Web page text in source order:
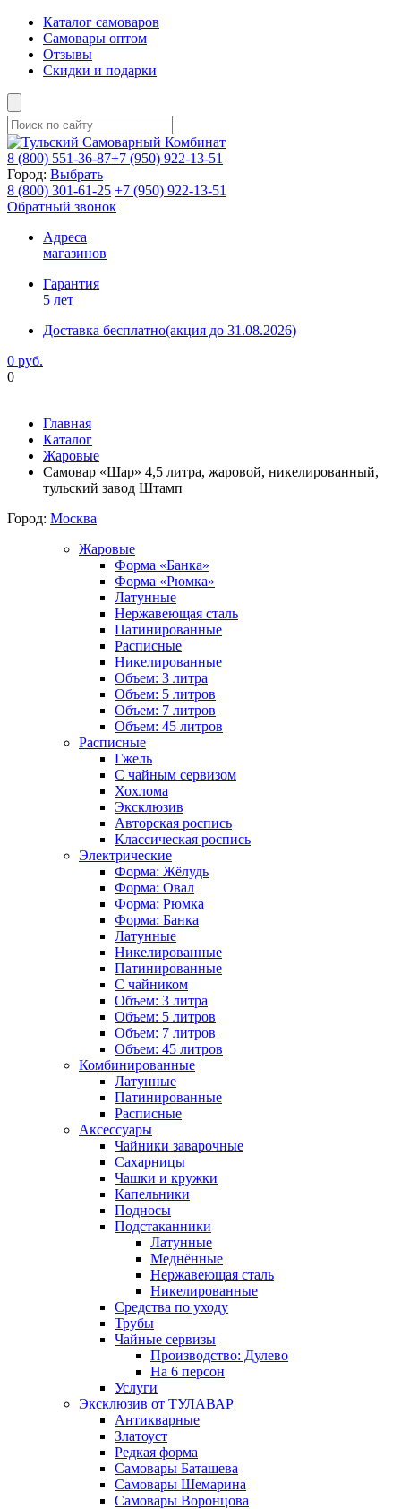
Каталог самоваров
Самовары оптом
Отзывы
Скидки и подарки
8 (800) 551-36-87+7 (950) 922-13-51
Город: Выбрать
8 (800) 301-61-25 +7 (950) 922-13-51
Обратный звонок
Адреса
магазинов
Гарантия
5 лет
Доставка бесплатно(акция до 31.08.2026)
0 руб.
0
Главная
Каталог
Жаровые
Самовар «Шар» 4,5 литра, жаровой, никелированный,
тульский завод Штамп
Город: Москва
Жаровые
Форма «Банка»
Форма «Рюмка»
Латунные
Нержавеющая сталь
Патинированные
Расписные
Никелированные
Объем: 3 литра
Объем: 5 литров
Объем: 7 литров
Объем: 45 литров
Расписные
Гжель
С чайным сервизом
Хохлома
Эксклюзив
Авторская роспись
Классическая роспись
Электрические
Форма: Жёлудь
Форма: Овал
Форма: Рюмка
Форма: Банка
Латунные
Никелированные
Патинированные
С чайником
Объем: 3 литра
Объем: 5 литров
Объем: 7 литров
Объем: 45 литров
Комбинированные
Латунные
Патинированные
Расписные
Аксессуары
Чайники заварочные
Сахарницы
Чашки и кружки
Капельники
Подносы
Подстаканники
Латунные
Меднённые
Нержавеющая сталь
Никелированные
Средства по уходу
Трубы
Чайные сервизы
Производство: Дулево
На 6 персон
Услуги
Эксклюзив от ТУЛАВАР
Антикварные
Златоуст
Редкая форма
Самовары Баташева
Самовары Шемарина
Самовары Воронцова